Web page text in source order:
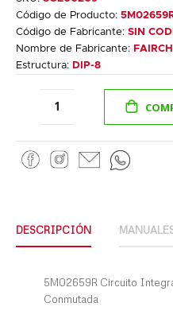
Código de Producto:
Código de Fabricante: SIN
Nombre de Fabricante:
Estructura: DIP-8
DESCRIPCIÓN
5M02659R Circuito
Conmutada